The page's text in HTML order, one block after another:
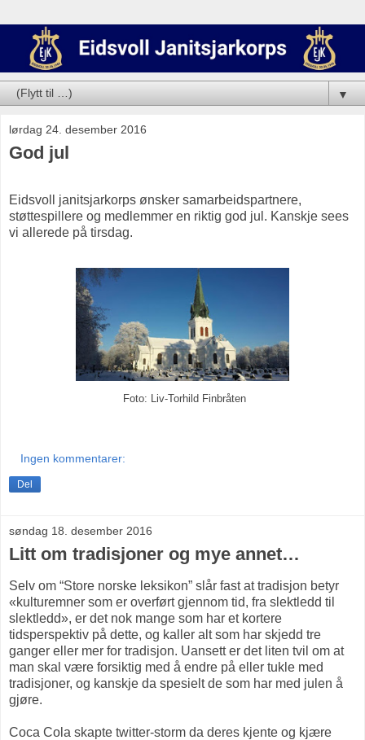
▼
lørdag 24. desember 2016
God jul
Eidsvoll janitsjarkorps ønsker samarbeidspartnere,
støttespillere og medlemmer en riktig god jul. Kanskje sees
vi allerede på tirsdag.
Foto: Liv-Torhild Finbråten
Ingen kommentarer:
Del
søndag 18. desember 2016
Litt om tradisjoner og mye annet…
Selv om “Store norske leksikon” slår fast at tradisjon betyr
«kulturemner som er overført gjennom tid, fra slektledd til
slektledd», er det nok mange som har et kortere
tidsperspektiv på dette, og kaller alt som har skjedd tre
ganger eller mer for tradisjon. Uansett er det liten tvil om at
man skal være forsiktig med å endre på eller tukle med
tradisjoner, og kanskje da spesielt de som har med julen å
gjøre.
Coca Cola skapte twitter-storm da deres kjente og kjære